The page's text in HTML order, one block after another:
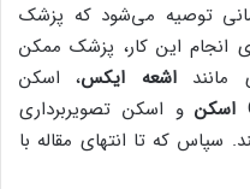
توصیه می‌شود که پزشک
انجام این کار، پزشک ممکن
ماننداشعه ایکس، اسکن
اسکنو اسکن تصویربرداری
سپاس که تا انتهای مقاله با